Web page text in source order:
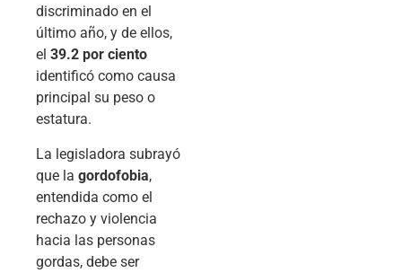
discriminado en el
último año, y de ellos,
el 39.2 por ciento
identificó como causa
principal su peso o
estatura.
La legisladora subrayó
que la gordofobia,
entendida como el
rechazo y violencia
hacia las personas
gordas, debe ser